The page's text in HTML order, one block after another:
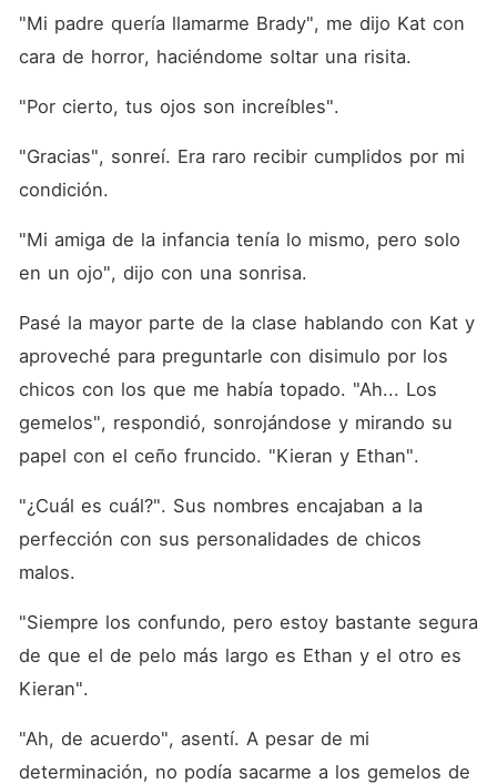
"Mi padre quería llamarme Brady", me dijo Kat con
cara de horror, haciéndome soltar una risita.
"Por cierto, tus ojos son increíbles".
"Gracias", sonreí. Era raro recibir cumplidos por mi
condición.
"Mi amiga de la infancia tenía lo mismo, pero solo
en un ojo", dijo con una sonrisa.
Pasé la mayor parte de la clase hablando con Kat y
aproveché para preguntarle con disimulo por los
chicos con los que me había topado. "Ah... Los
gemelos", respondió, sonrojándose y mirando su
papel con el ceño fruncido. "Kieran y Ethan".
"¿Cuál es cuál?". Sus nombres encajaban a la
perfección con sus personalidades de chicos
malos.
"Siempre los confundo, pero estoy bastante segura
de que el de pelo más largo es Ethan y el otro es
Kieran".
"Ah, de acuerdo", asentí. A pesar de mi
determinación, no podía sacarme a los gemelos de